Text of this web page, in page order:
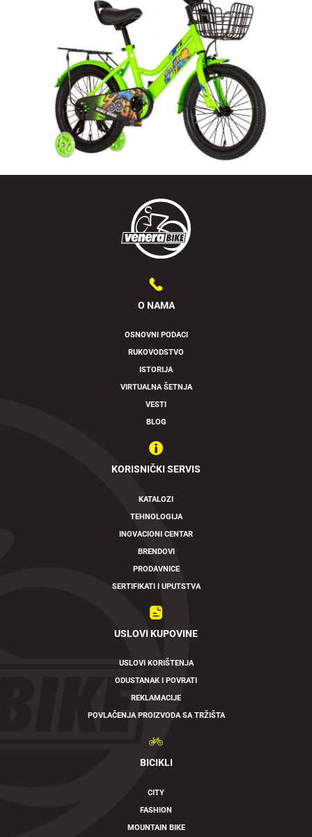
Swipe to spin
O NAMA
OSNOVNI PODACI
RUKOVODSTVO
ISTORIJA
VIRTUALNA ŠETNJA
VESTI
BLOG
KORISNIČKI SERVIS
KATALOZI
TEHNOLOGIJA
INOVACIONI CENTAR
BRENDOVI
PRODAVNICE
SERTIFIKATI I UPUTSTVA
USLOVI KUPOVINE
USLOVI KORIŠTENJA
ODUSTANAK I POVRATI
REKLAMACIJE
POVLAČENJA PROIZVODA SA TRŽIŠTA
BICIKLI
CITY
FASHION
MOUNTAIN BIKE